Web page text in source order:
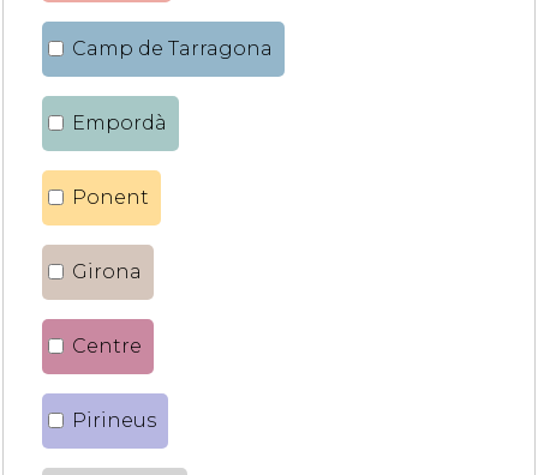
Camp de Tarragona
Empordà
Ponent
Girona
Centre
Pirineus